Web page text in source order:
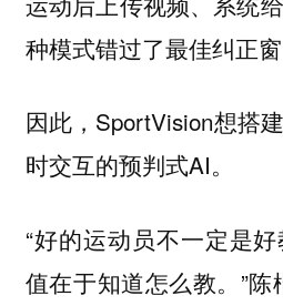
种模式错过了最佳纠正
因此，SportVision想搭
时交互的预判式AI。
“好的运动员不一定是
值在于知道怎么教。”陈